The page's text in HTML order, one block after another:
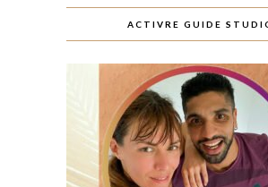
ACTIVRE GUIDE